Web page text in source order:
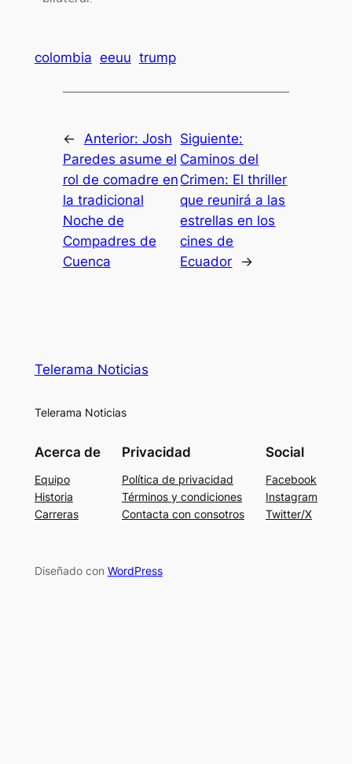
colombia eeuu trump
← Anterior: Josh
Paredes asume el
rol de comadre en
la tradicional
Noche de
Compadres de
Cuenca
Siguiente:
Caminos del
Crimen: El thriller
que reunirá a las
estrellas en los
cines de
Ecuador
→
Telerama Noticias
Telerama Noticias
Acerca de
Equipo
Historia
Carreras
Privacidad
Política de privacidad
Términos y condiciones
Contacta con consotros
Social
Facebook
Instagram
Twitter/X
Diseñado con WordPress